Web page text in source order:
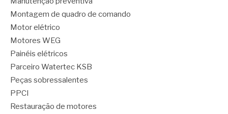
Montagem de quadro de comando
Motor elétrico
Motores WEG
Painéis elétricos
Parceiro Watertec KSB
Peças sobressalentes
PPCI
Restauração de motores